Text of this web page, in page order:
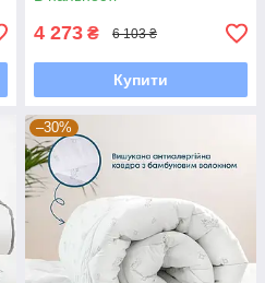
4 273 ₴ 6 103 ₴
Купити
–30%